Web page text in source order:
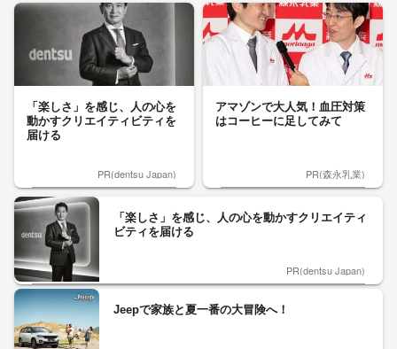
「楽しさ」を感じ、人の心を
動かすクリエイティビティを
届ける
PR(dentsu Japan)
アマゾンで大人気！血圧対策
はコーヒーに足してみて
PR(森永乳業)
「楽しさ」を感じ、人の心を動かすクリエイティ
ビティを届ける
PR(dentsu Japan)
Jeepで家族と夏一番の大冒険へ！